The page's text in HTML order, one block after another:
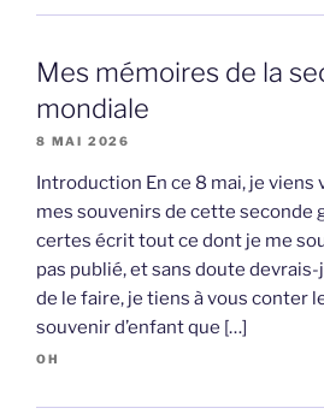
Mes mémoires de la
mondiale
8 MAI 2026
Introduction En ce 8 mai, je viens
mes souvenirs de cette seconde
certes écrit tout ce dont je me
pas publié, et sans doute
de le faire, je tiens à vous conter
souvenir d’enfant que […]
OH